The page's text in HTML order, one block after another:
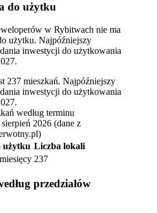
do użytku
w Rybitwach nie ma
użytku. Najpóźniejszy
inwestycji do użytkowania
237 mieszkań. Najpóźniejszy
inwestycji do użytkowania
według terminu
2026 (dane z
użytku Liczba lokali
237
przedziałów